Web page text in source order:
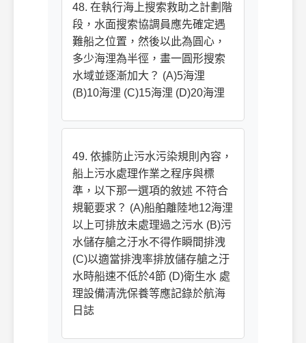
48. 在執行海上搜索救助之計劃階
段，水面搜索協調員應先確定遇
難船之位置，然後以此為圓心，
多少海浬為半徑，畫一圓形搜索
水域並逐漸加大？ (A)5海浬
(B)10海浬 (C)15海浬 (D)20海浬
49. 依據防止污水污染規則內容，
船上污水處理作業之程序與標
準，以下那一選項的敘述 不符合
規範要求？ (A)船舶離陸地12海浬
以上可排放未處理過之污水 (B)污
水儲存艙之汙水不得作瞬間排洩
(C)以適當排洩率排放儲存艙之汙
水時船速不低於4節 (D)衛生水 處
理設備清洗保養等應記錄於航海
日誌